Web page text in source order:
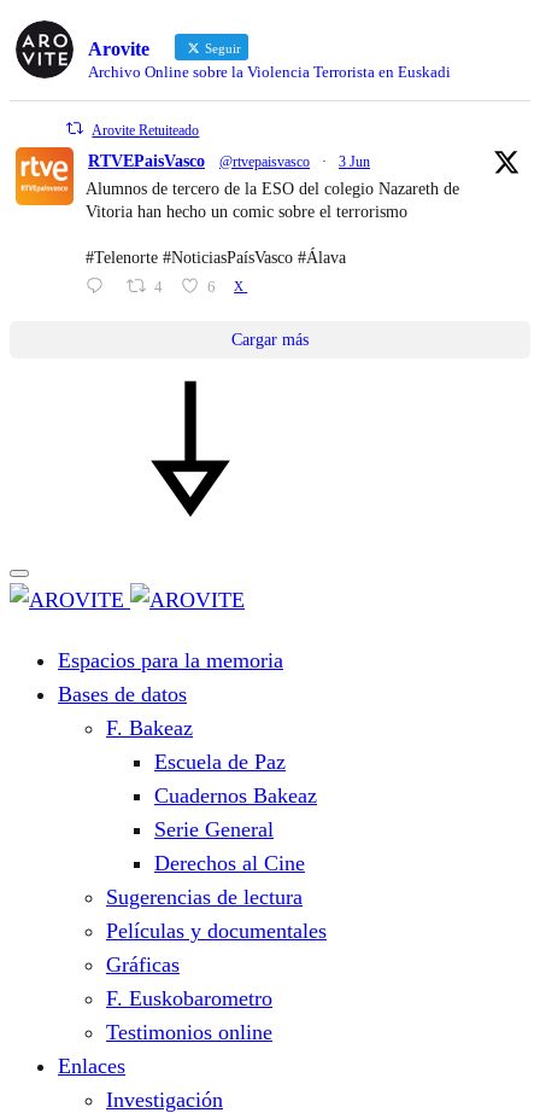
Arovite Seguir
Archivo Online sobre la Violencia Terrorista en Euskadi
Arovite Retuiteado
RTVEPaisVasco @rtvepaisvasco · 3 Jun
Alumnos de tercero de la ESO del colegio Nazareth de
Vitoria han hecho un comic sobre el terrorismo
#Telenorte #NoticiasPaísVasco #Álava
4 6 X
Cargar más
Espacios para la memoria
Bases de datos
F. Bakeaz
Escuela de Paz
Cuadernos Bakeaz
Serie General
Derechos al Cine
Sugerencias de lectura
Películas y documentales
Gráficas
F. Euskobarometro
Testimonios online
Enlaces
Investigación